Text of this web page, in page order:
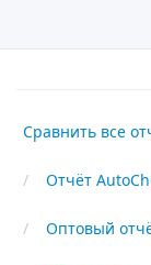
Сравнить все
Отчёт
Оптовый